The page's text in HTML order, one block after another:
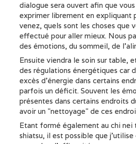
dialogue sera ouvert afin que
exprimer librement en expliquant
venez, quels sont les choses que
effectué pour aller mieux. Nous
des émotions, du sommeil, de
Ensuite viendra le soin sur table,
des régulations énergétiques car
excès d'énergie dans certains
parfois un déficit. Souvent les
présentes dans certains endroits
avoir un "nettoyage" de ces
Etant formé également au chi nei
shiatsu, il est possible que j'utilise